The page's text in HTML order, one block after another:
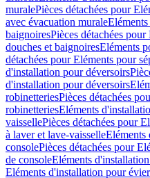
muralePièces détachées pour
avec évacuation murale
baignoiresPièces détachées
douches et baignoiresEléments
détachées pour Eléments pour
d'installation pour déversoirs
d'installation pour déversoirs
robinetteriesPièces détachées
robinetteriesEléments
vaissellePièces détachées pour
à laver et lave-vaisselleEléments
consolePièces détachées pour
de consoleEléments
Eléments d'installation pour